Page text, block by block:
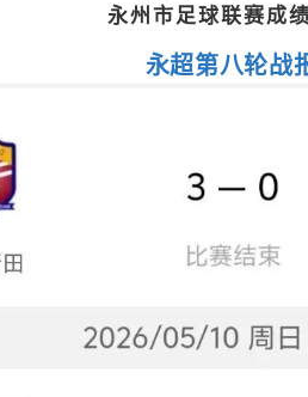
永州市足球联赛成
永超第八轮战